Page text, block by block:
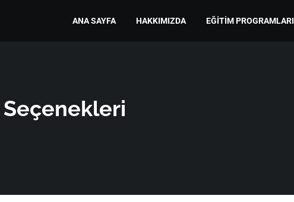
ANA SAYFA HAKKIMIZDA EĞITIM PROGRAMLARI
Seçenekleri